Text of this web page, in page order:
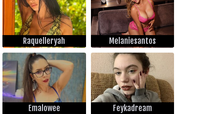
Raquelleryah Melaniesantos
Emalowee Feykadream